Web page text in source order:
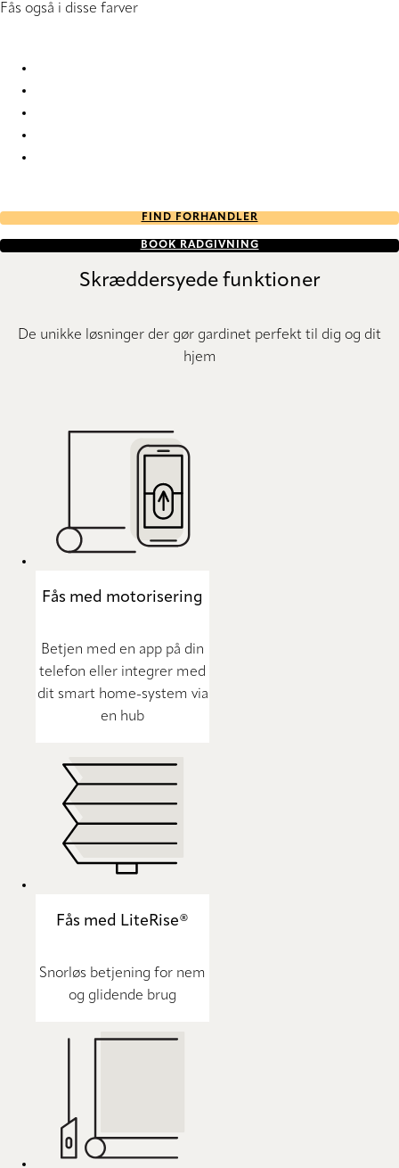
Fås også i disse farver
FIND FORHANDLER
BOOK RÅDGIVNING
Skræddersyede funktioner
De unikke løsninger der gør gardinet perfekt til dig og dit
hjem
Fås med motorisering
Betjen med en app på din
telefon eller integrer med
dit smart home-system via
en hub
Fås med LiteRise®
Snorløs betjening for nem
og glidende brug